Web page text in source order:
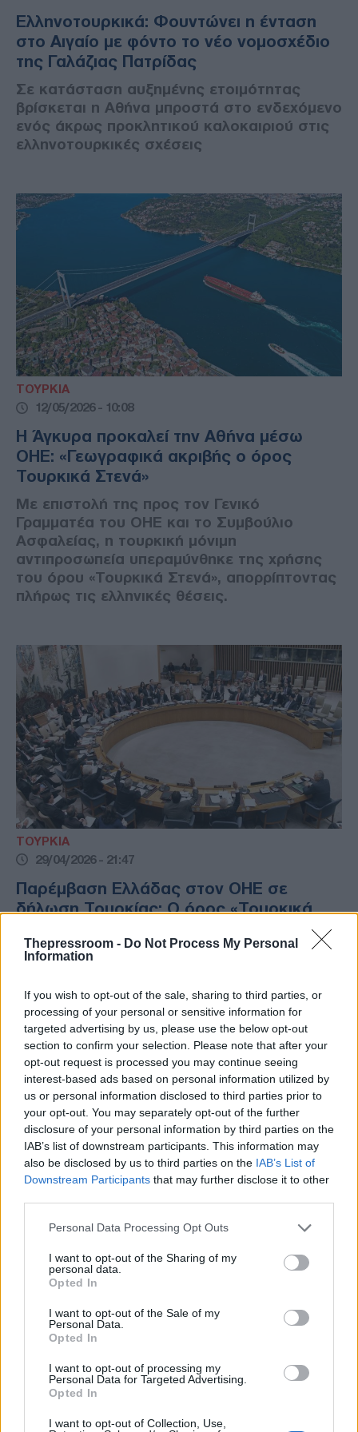
Thepressroom - Do Not Process My Personal
Information
If you wish to opt-out of the sale, sharing to third parties, or
processing of your personal or sensitive information for
targeted advertising by us, please use the below opt-out
section to confirm your selection. Please note that after your
opt-out request is processed you may continue seeing
interest-based ads based on personal information utilized by
us or personal information disclosed to third parties prior to
your opt-out. You may separately opt-out of the further
disclosure of your personal information by third parties on the
IAB’s list of downstream participants. This information may
also be disclosed by us to third parties on the IAB’s List of
Downstream Participants that may further disclose it to other
Please note that this website/app uses one or more Google
not limited to your visit or usage behaviour. You may click to
grant or deny consent to Google and its third-party tags to
use your data for below specified purposes in below Google
consent section.
Personal Data Processing Opt Outs
I want to opt-out of the Sharing of my
personal data.
Opted In
I want to opt-out of the Sale of my
Personal Data.
Opted In
I want to opt-out of processing my
Personal Data for Targeted Advertising.
Opted In
I want to opt-out of Collection, Use,
Ελληνοτουρκικά: Φουντώνει η ένταση
στο Αιγαίο με φόντο το νέο νομοσχέδιο
της Γαλάζιας Πατρίδας
Σε κατάσταση αυξημένης ετοιμότητας
βρίσκεται η Αθήνα μπροστά στο ενδεχόμενο
ενός άκρως προκλητικού καλοκαιριού στις
ελληνοτουρκικές σχέσεις
ΤΟΥΡΚΙΑ
12/05/2026 - 10:08
Η Άγκυρα προκαλεί την Αθήνα μέσω
ΟΗΕ: «Γεωγραφικά ακριβής ο όρος
Τουρκικά Στενά»
Με επιστολή της προς τον Γενικό
Γραμματέα του ΟΗΕ και το Συμβούλιο
Ασφαλείας, η τουρκική μόνιμη
αντιπροσωπεία υπεραμύνθηκε της χρήσης
του όρου «Τουρκικά Στενά», απορρίπτοντας
πλήρως τις ελληνικές θέσεις.
ΤΟΥΡΚΙΑ
29/04/2026 - 21:47
Παρέμβαση Ελλάδας στον ΟΗΕ σε
δήλωση Τουρκίας: Ο όρος «Τουρκικά
Στενά» δεν συνάδει με τη Σύμβαση του
Μοντρέ
του ΟΗΕ για τη θαλάσσια ασφάλεια που
διοργάνωσε το Μπαχρέιν, η Ελλάδα
απάντησε στη δήλωση του Τούρκου
Μονίμου Αντιπροσώπου Αχμέντ Γιλντίζ, o
οποίος έκανε λόγο για «Τουρκικά Στενά».
ΤΟΥΡΚΙΑ
27/06/2023 - 20:00
Γιατί η Τουρκία εκβιάζει το ΝΑΤΟ και
απαιτεί να ονομαστούν τα Δαρδανέλλια
«Τουρκικά Στενά» (ΒΙΝΤΕΟ)
Η χρήση του όρου «Τουρκικά Στενά» θα